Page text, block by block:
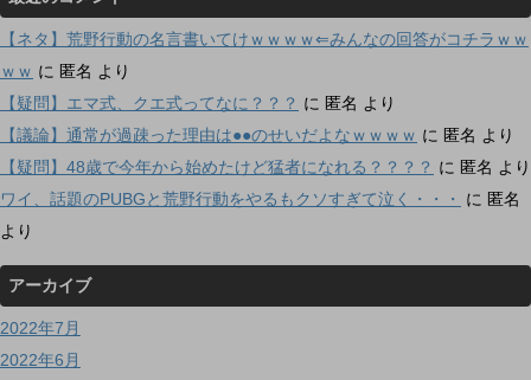
【ネタ】荒野行動の名言書いてけｗｗｗｗ⇐みんなの回答がコチラｗｗ
ｗｗ に 匿名 より
【疑問】エマ式、クエ式ってなに？？？ に 匿名 より
【議論】通常が過疎った理由は●●のせいだよなｗｗｗｗ に 匿名 より
【疑問】48歳で今年から始めたけど猛者になれる？？？？ に 匿名 より
ワイ、話題のPUBGと荒野行動をやるもクソすぎて泣く・・・
に 匿名
より
アーカイブ
2022年7月
2022年6月